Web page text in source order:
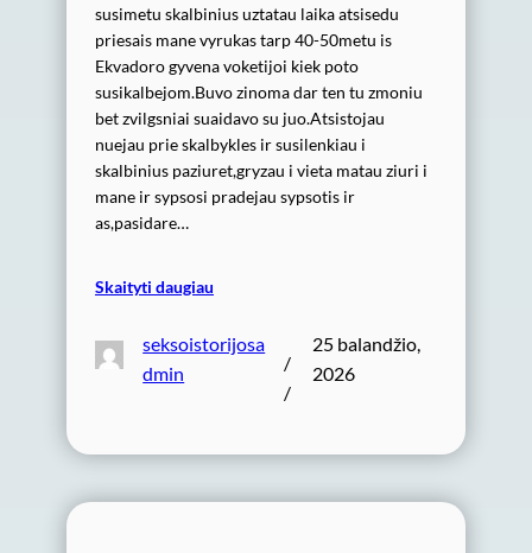
susimetu skalbinius uztatau laika atsisedu
priesais mane vyrukas tarp 40-50metu is
Ekvadoro gyvena voketijoi kiek poto
susikalbejom.Buvo zinoma dar ten tu zmoniu
bet zvilgsniai suaidavo su juo.Atsistojau
nuejau prie skalbykles ir susilenkiau i
skalbinius paziuret,gryzau i vieta matau ziuri i
mane ir sypsosi pradejau sypsotis ir
as,pasidare…
Skaityti daugiau
seksoistorijosa
dmin
/
/
25 balandžio,
2026